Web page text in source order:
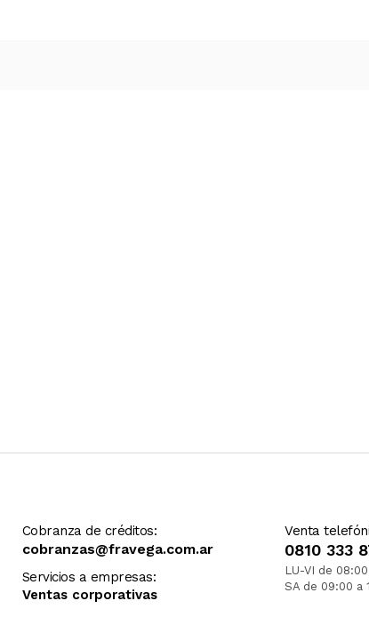
Cobranza de créditos:
cobranzas@fravega.com.ar
Servicios a empresas:
Ventas corporativas
Venta
0810 333
LU-VI de
SA de 09:00 a